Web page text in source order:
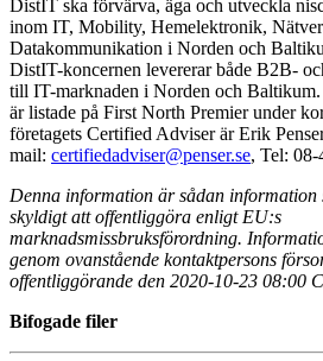
DistIT ska förvärva, äga och utveckla
inom IT, Mobility, Hemelektronik,
Datakommunikation i Norden och
DistIT-koncernen levererar både B2B-
till IT-marknaden i Norden och
är listade på First North Premier under
företagets Certified Adviser är Erik
mail: certifiedadviser@penser.se, Tel: 08-
Denna information är sådan
skyldigt att offentliggöra enligt EU:s
marknadsmissbruksförordning.
genom ovanstående kontaktpersons
offentliggörande den 2020-10-23 08:00
Bifogade filer